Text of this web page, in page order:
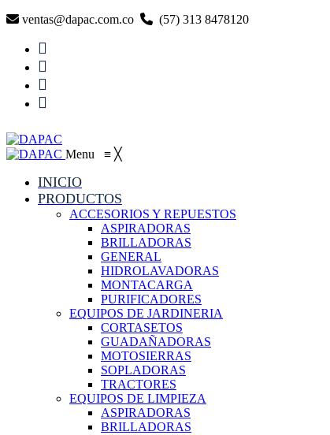
ventas@dapac.com.co (57) 313 8478120
Menu ≡ ╳
INICIO
PRODUCTOS
ACCESORIOS Y REPUESTOS
ASPIRADORAS
BRILLADORAS
GENERAL
HIDROLAVADORAS
MONTACARGA
PURIFICADORES
EQUIPOS DE JARDINERIA
CORTASETOS
GUADAÑADORAS
MOTOSIERRAS
SOPLADORAS
TRACTORES
EQUIPOS DE LIMPIEZA
ASPIRADORAS
BRILLADORAS